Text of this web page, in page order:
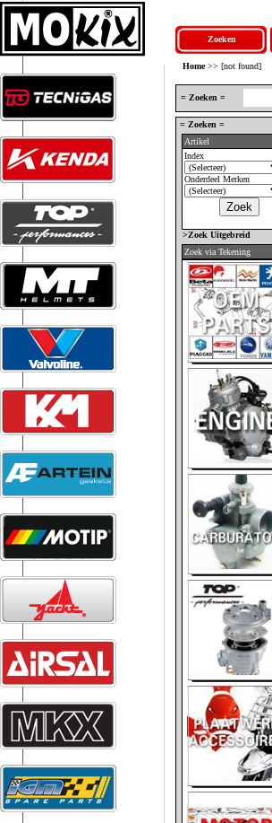
Zoeken
Home>> [not found]
= Zoeken =
= Zoeken =
Artikel
Index
Onderdeel Merken
>Zoek Uitgebreid
Zoek via Tekening